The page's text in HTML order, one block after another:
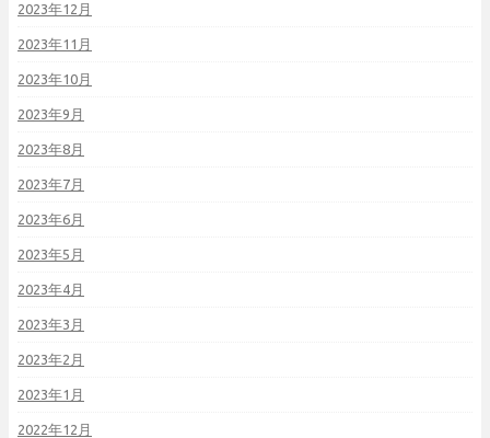
2023年12月
2023年11月
2023年10月
2023年9月
2023年8月
2023年7月
2023年6月
2023年5月
2023年4月
2023年3月
2023年2月
2023年1月
2022年12月